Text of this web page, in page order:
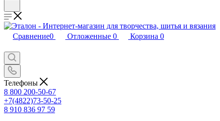
Сравнение0 Отложенные 0 Корзина 0
Телефоны
8 800 200-50-67
+7(4822)73-50-25
8 910 836 97 59